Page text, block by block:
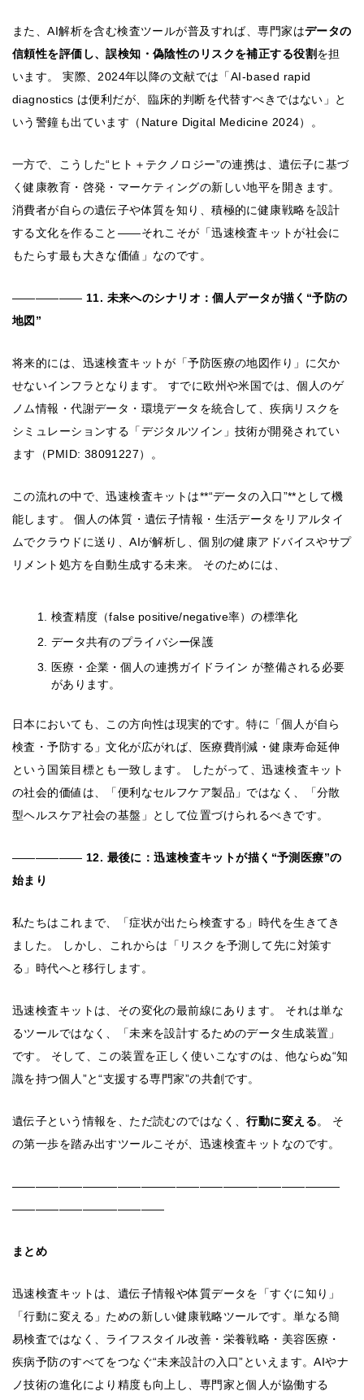
また、AI解析を含む検査ツールが普及すれば、専門家はデータの
信頼性を評価し、誤検知・偽陰性のリスクを補正する役割を担
います。 実際、2024年以降の文献では「AI-based rapid
diagnostics は便利だが、臨床的判断を代替すべきではない」と
いう警鐘も出ています（Nature Digital Medicine 2024）。
一方で、こうした“ヒト＋テクノロジー”の連携は、遺伝子に基づ
く健康教育・啓発・マーケティングの新しい地平を開きます。
消費者が自らの遺伝子や体質を知り、積極的に健康戦略を設計
する文化を作ること――それこそが「迅速検査キットが社会に
もたらす最も大きな価値」なのです。
―――――― 11. 未来へのシナリオ：個人データが描く“予防の
地図”
将来的には、迅速検査キットが「予防医療の地図作り」に欠か
せないインフラとなります。 すでに欧州や米国では、個人のゲ
ノム情報・代謝データ・環境データを統合して、疾病リスクを
シミュレーションする「デジタルツイン」技術が開発されてい
ます（PMID: 38091227）。
この流れの中で、迅速検査キットは**“データの入口”**として機
能します。 個人の体質・遺伝子情報・生活データをリアルタイ
ムでクラウドに送り、AIが解析し、個別の健康アドバイスやサプ
リメント処方を自動生成する未来。 そのためには、
検査精度（false positive/negative率）の標準化
データ共有のプライバシー保護
医療・企業・個人の連携ガイドライン が整備される必要
があります。
日本においても、この方向性は現実的です。特に「個人が自ら
検査・予防する」文化が広がれば、医療費削減・健康寿命延伸
という国策目標とも一致します。 したがって、迅速検査キット
の社会的価値は、「便利なセルフケア製品」ではなく、「分散
型ヘルスケア社会の基盤」として位置づけられるべきです。
―――――― 12. 最後に：迅速検査キットが描く“予測医療”の
始まり
私たちはこれまで、「症状が出たら検査する」時代を生きてき
ました。 しかし、これからは「リスクを予測して先に対策す
る」時代へと移行します。
迅速検査キットは、その変化の最前線にあります。 それは単な
るツールではなく、「未来を設計するためのデータ生成装置」
です。 そして、この装置を正しく使いこなすのは、他ならぬ“知
識を持つ個人”と“支援する専門家”の共創です。
遺伝子という情報を、ただ読むのではなく、行動に変える。 そ
の第一歩を踏み出すツールこそが、迅速検査キットなのです。
――――――――――――――――――――――――――――
―――――――――――――
まとめ
迅速検査キットは、遺伝子情報や体質データを「すぐに知り」
「行動に変える」ための新しい健康戦略ツールです。単なる簡
易検査ではなく、ライフスタイル改善・栄養戦略・美容医療・
疾病予防のすべてをつなぐ“未来設計の入口”といえます。AIやナ
ノ技術の進化により精度も向上し、専門家と個人が協働する